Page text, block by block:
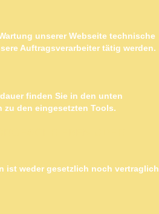
unserer Webseite technische
Auftragsverarbeiter tätig werden.
finden Sie in den unten
den eingesetzten Tools.
ist weder gesetzlich noch vertraglich